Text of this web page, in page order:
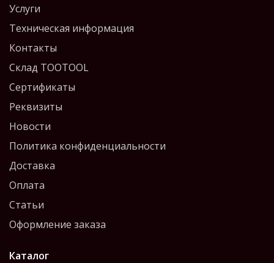
Услуги
Техническая информация
Контакты
Склад TOOTOOL
Сертификаты
Реквизиты
Новости
Политика конфиденциальности
Доставка
Оплата
Статьи
Оформление заказа
Каталог